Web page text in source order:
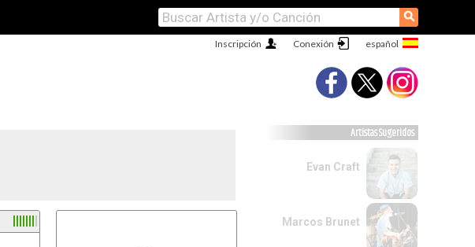
⚲
Conexión
Inscripción
Artistas Sugeridos
Evan Craft
Marcos Brunet